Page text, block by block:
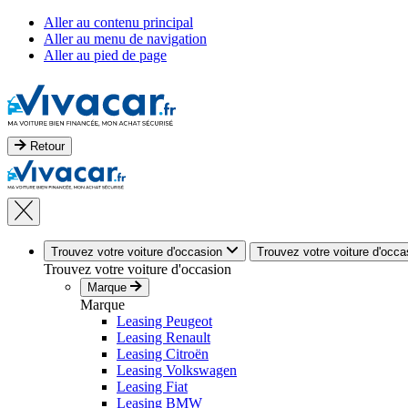
Aller au contenu principal
Aller au menu de navigation
Aller au pied de page
Retour
Trouvez votre voiture d'occasion Trouvez votre voiture
Trouvez votre voiture d'occasion
Marque
Marque
Leasing Peugeot
Leasing Renault
Leasing Citroën
Leasing Volkswagen
Leasing Fiat
Leasing BMW